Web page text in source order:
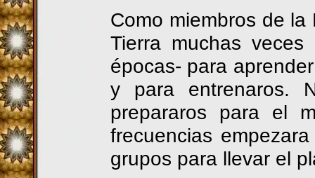
Como miembros de
Tierra muchas
épocas- para
y para entrenaros.
prepararos para el
frecuencias
grupos para llevar el